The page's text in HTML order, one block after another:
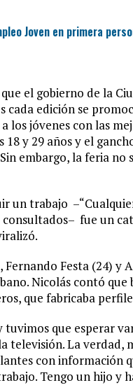
Joven en primera
el gobierno de la
cada edición se
los jóvenes con las
y 29 años y el
embargo, la feria
un trabajo
fue un
Fernando Festa (24)
Nicolás contó que
que fabricaba
tuvimos que esperar
televisión. La
con información
Tengo un hijo y